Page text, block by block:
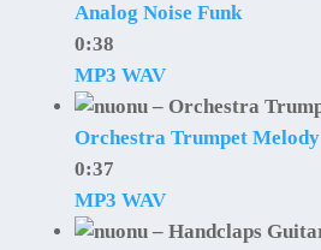
Analog Noise Funk
0:38
MP3 WAV
Orchestra Trumpet Melody
0:37
MP3 WAV